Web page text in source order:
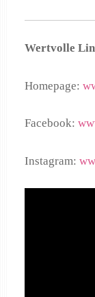
Wertvolle
Homepage:
Facebook:
Instagram: